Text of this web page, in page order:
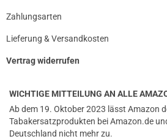
Zahlungsarten
Lieferung & Versandkosten
Vertrag widerrufen
WICHTIGE MITTEILUNG AN ALLE
Ab dem 19. Oktober 2023 lässt Amazon
Tabakersatzprodukten bei Amazon.de
Deutschland nicht mehr zu.